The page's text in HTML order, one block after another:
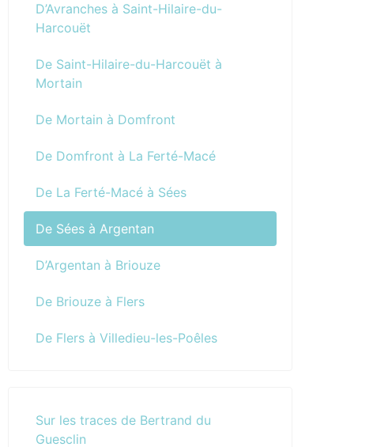
D’Avranches à Saint-Hilaire-du-
Harcouët
De Saint-Hilaire-du-Harcouët à
Mortain
De Mortain à Domfront
De Domfront à La Ferté-Macé
De La Ferté-Macé à Sées
De Sées à Argentan
D’Argentan à Briouze
De Briouze à Flers
De Flers à Villedieu-les-Poêles
Sur les traces de Bertrand du
Guesclin